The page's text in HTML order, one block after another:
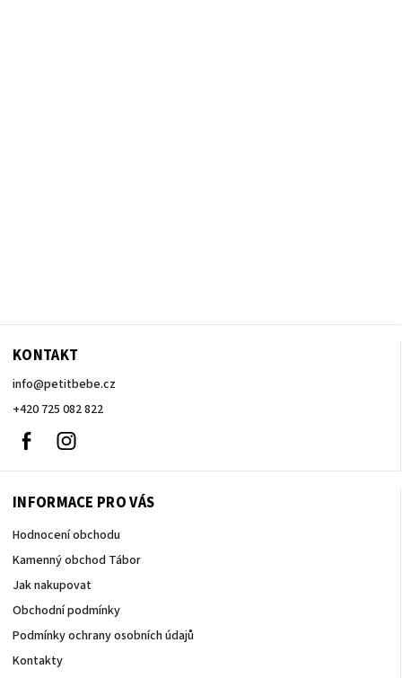
KONTAKT
info@petitbebe.cz
+420 725 082 822
Facebook
INFORMACE PRO VÁS
Hodnocení obchodu
Kamenný obchod Tábor
Jak nakupovat
Obchodní podmínky
Podmínky ochrany osobních údajů
Kontakty